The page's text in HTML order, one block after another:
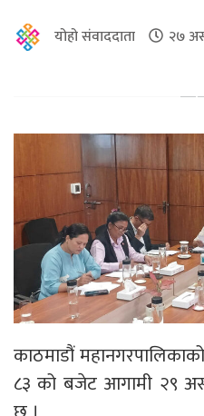
योहो संवाददाता २७
काठमाडौं
८३ को बजेट आगामी २९